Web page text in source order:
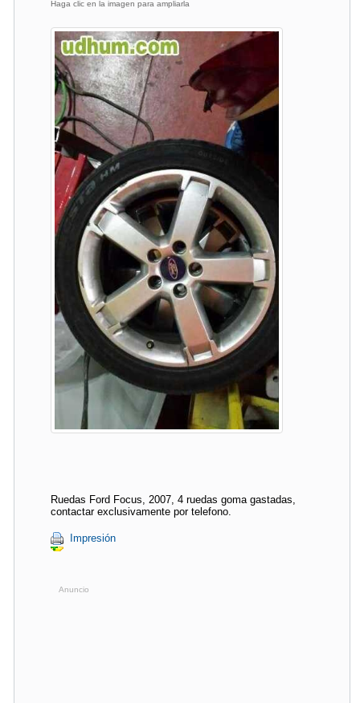
Haga clic en la imagen para ampliarla
Ruedas Ford Focus, 2007, 4 ruedas goma gastadas,
contactar exclusivamente por telefono.
Impresión
Anuncio